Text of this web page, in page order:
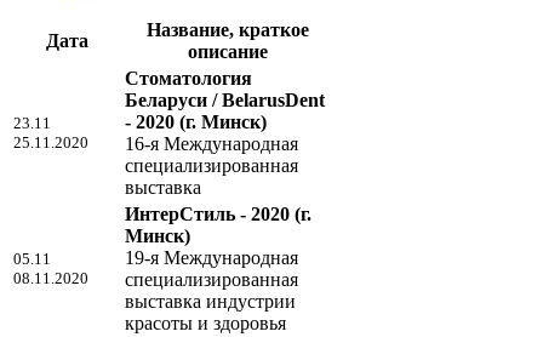
Дата
Название, краткое
описание
23.11
25.11.2020
Стоматология
Беларуси / BelarusDent
- 2020 (г. Минск)
16-я Международная
специализированная
выставка
05.11
08.11.2020
ИнтерСтиль - 2020 (г.
Минск)
19-я Международная
специализированная
выставка индустрии
красоты и здоровья